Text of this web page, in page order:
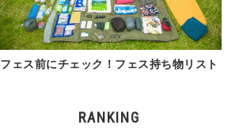
フェス前にチェック！フェス持ち物リスト
RANKING